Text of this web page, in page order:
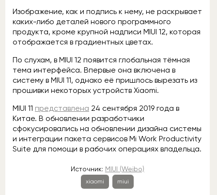
Изображение, как и подпись к нему, не раскрывает
каких-либо деталей нового программного
продукта, кроме крупной надписи MIUI 12, которая
отображается в градиентных цветах.
По слухам, в MIUI 12 появится глобальная тёмная
тема интерфейса. Впервые она включена в
систему в MIUI 11, однако её пришлось вырезать из
прошивки некоторых устройств Xiaomi.
MIUI 11 представлена 24 сентября 2019 года в
Китае. В обновлении разработчики
сфокусировались на обновлении дизайна системы
и интеграции пакета сервисов Mi Work Productivity
Suite для помощи в рабочих операциях владельца.
Источник: MIUI (Weibo)
xiaomi miui